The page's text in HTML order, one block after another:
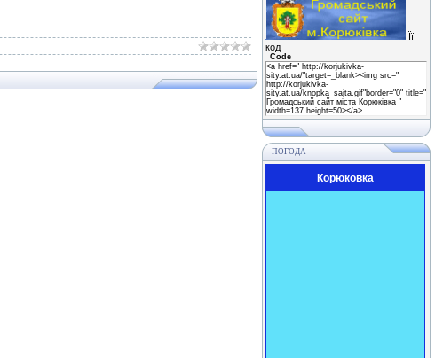
Її
код
Code
<a href=" http://korjukivka-
sity.at.ua/"target=_blank><img src="
http://korjukivka-
sity.at.ua/knopka_sajta.gif"border="0" title="
Громадський сайт міста Корюківка "
width=137 height=50></a>
ПОГОДА
Корюковка